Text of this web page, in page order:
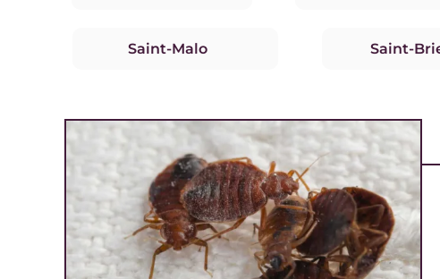
Saint-Malo Saint-